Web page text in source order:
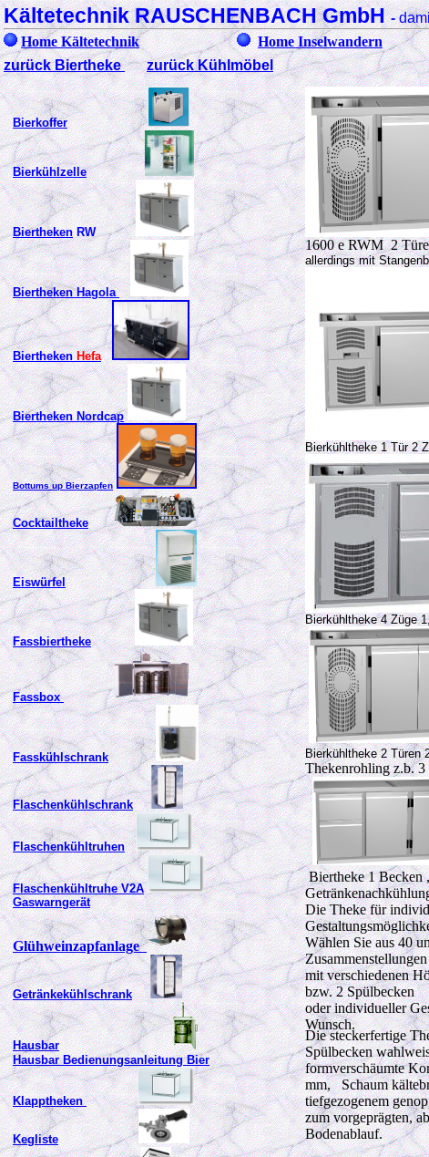
Kältetechnik RAUSCHENBACH GmbH-
Home Kältetechnik
Home Inselwandern
zurück Biertheke
zurück Kühlmöbel
Bierkoffer
Bierkühlzelle
BierthekenRW
BierthekenHagola
Biertheken Hefa
Biertheken Nordcap
Bottums up Bierzapfen
Cocktailtheke
Eiswürfel
Fassbiertheke
Fassbox
Fasskühlschrank
Flaschenkühlschrank
Flaschenkühltruhen
Flaschenkühltruhe V2A
Gaswarngerät
Glühweinzapfanlage
Getränkekühlschrank
Hausbar
Hausbar Bedienungsanleitung Bier
Klapptheken
Kegliste
1600 e RWM 2
allerdings mit
Bierkühltheke 1 Tür 2
Bierkühltheke 4 Züge
Bierkühltheke 2 Türen
Thekenrohling z.b.
Biertheke 1 Becken
Die Theke für
Wählen Sie aus 40
mit verschiedenen
bzw. 2 Spülbecken
oder individueller
Wunsch.
Die steckerfertige
Spülbecken
formverschäumte
mm, Schaum
tiefgezogenem
zum vorgeprägten,
Bodenablauf.